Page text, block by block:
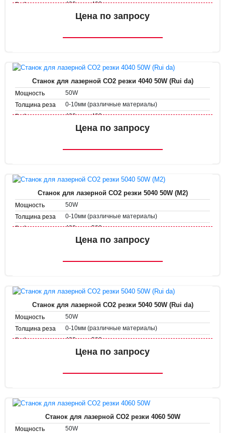
Рабочее поле
400 мм х 400 мм
1-500 мм/с
Цена по запросу
Станок для лазерной CO2 резки 4040 50W (Rui da)
Мощность
50W
Толщина реза
0-10мм (различные материалы)
Рабочее поле
400 мм х 400 мм
1-500 мм/с
Цена по запросу
Станок для лазерной CO2 резки 5040 50W (M2)
Мощность
50W
Толщина реза
0-10мм (различные материалы)
Рабочее поле
400 мм х 500 мм
1-500 мм/с
Цена по запросу
Станок для лазерной CO2 резки 5040 50W (Rui da)
Мощность
50W
Толщина реза
0-10мм (различные материалы)
Рабочее поле
400 мм х 500 мм
1-500 мм/с
Цена по запросу
Станок для лазерной CO2 резки 4060 50W
Мощность
50W